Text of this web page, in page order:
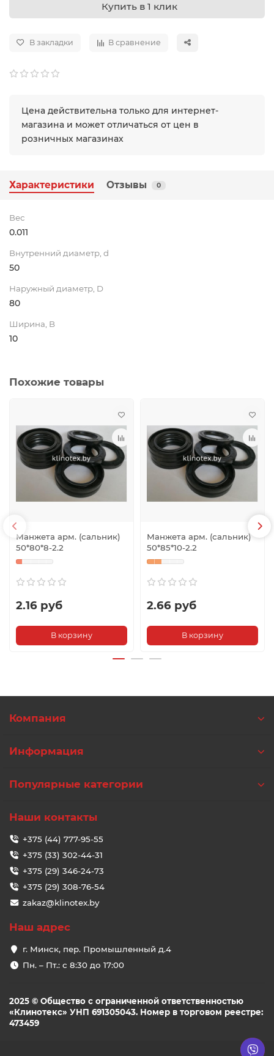
Купить в 1 клик
В закладки В сравнение
Цена действительна только для интернет-
магазина и может отличаться от цен в
розничных магазинах
Характеристики Отзывы 0
Вес
0.011
Внутренний диаметр, d
50
Наружный диаметр, D
80
Ширина, B
10
Похожие товары
Манжета арм. (сальник)
50*80*8-2.2
2.16 руб
В корзину
Манжета арм. (сальник)
50*85*10-2.2
2.66 руб
В корзину
Компания
Информация
Популярные категории
Наши контакты
+375 (44) 777-95-55
+375 (33) 302-44-31
+375 (29) 346-24-73
+375 (29) 308-76-54
zakaz@klinotex.by
Наш адрес
г. Минск, пер. Промышленный д.4
Пн. – Пт.: с 8:30 до 17:00
2025 © Общество с ограниченной ответственностью
«Клинотекс» УНП 691305043. Номер в торговом реестре:
473459